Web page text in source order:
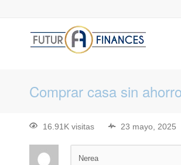
Comprar casa sin
16.91K visitas 23 mayo, 2025
Nerea